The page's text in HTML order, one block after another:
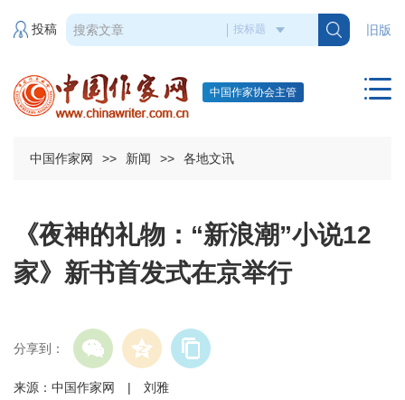
旧版
投稿
中国作家协会主管
中国作家网 >> 新闻 >> 各地文讯
《夜神的礼物：“新浪潮”小说12
家》新书首发式在京举行
分享到：
来源：中国作家网 | 刘雅